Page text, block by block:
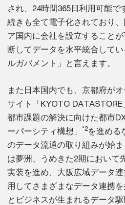
され、24時間365日利用可能で
続きも全て電子化されており
ア国内に会社を設立すること
断してデータを水平統合して
ルガバメント」と言えます。
また日本国内でも、京都府が
サイト「KYOTO DATASTORE
都市課題の解決に向けた都市
ーパーシティ構想」
*2を進める
のデータ流通の取り組みが始
は夢洲、うめきた2期において
実装を進め、大阪広域データ
用してさまざまなデータ連携
とビジネスが生まれるデータ